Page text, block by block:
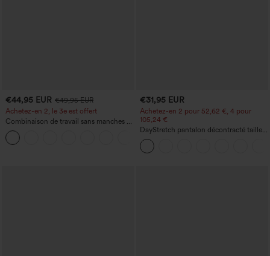
€44,95 EUR €49,95 EUR
Achetez-en 2, le 3e est offert
Combinaison de travail sans manches à
encolure bateau, côtés noués, toucher
frais, rayée, avec poches — Édition Easy
Peezy
€31,95 EUR
Achetez-en 2 pour 52,62 €, 4 pour
105,24 €
DayStretch pantalon décontracté taille
haute à jambe en forme de tonneau
avec poches